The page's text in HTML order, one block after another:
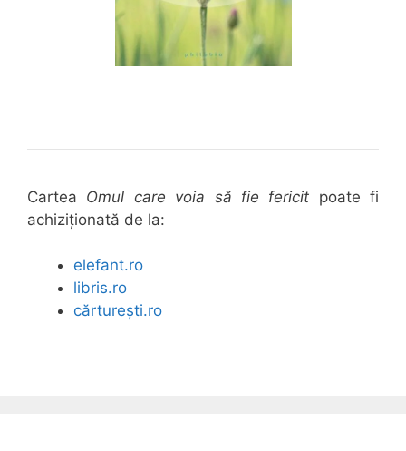
Cartea Omul care voia să fie fericit poate fi
achiziționată de la:
elefant.ro
libris.ro
cărturești.ro